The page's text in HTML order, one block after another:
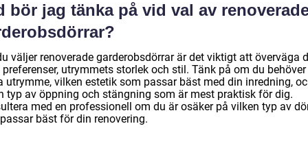
bör jag tänka på vid val av
väljer renoverade garderobsdörrar är det viktigt att överväga
preferenser, utrymmets storlek och stil. Tänk på om du behöver
utrymme, vilken estetik som passar bäst med din inredning,
typ av öppning och stängning som är mest praktisk för dig.
med en professionell om du är osäker på vilken typ av
bäst för din renovering.